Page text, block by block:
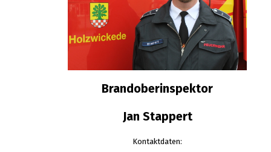
Brandoberinspektor
Jan Stappert
Kontaktdaten: